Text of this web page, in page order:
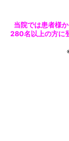
当院では患者様
280名以上の方に